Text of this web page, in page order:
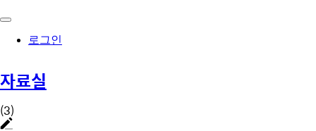
로그인
자료실
(3)